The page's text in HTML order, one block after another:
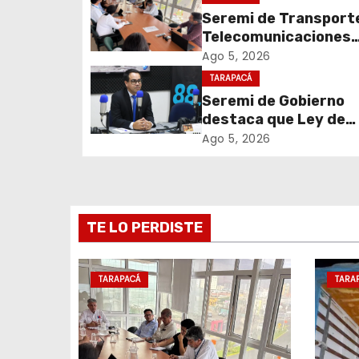
a
c
i
ó
e
e
n
t
Seremi de
Telecomunicaciones
encabezó primera
coordinación para el
de cables en desuso
Iquique
Ago 5, 2026
TARAPACÁ
Seremi de Gobierno
destaca que Ley de
Reconstrucción
Ago 5, 2026
TE LO PERDISTE
TARAPACÁ